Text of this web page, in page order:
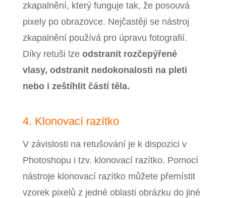
zkapalnění, který funguje tak, že posouvá
pixely po obrazovce. Nejčastěji se nástroj
zkapalnění používá pro úpravu fotografií.
Díky retuši lze odstranit rozčepýřené
vlasy, odstranit nedokonalosti na pleti
nebo i zeštíhlit částí těla.
4. Klonovací razítko
V závislosti na retušování je k dispozici v
Photoshopu i tzv. klonovací razítko. Pomocí
nástroje klonovací razítko můžete přemístit
vzorek pixelů z jedné oblasti obrázku do jiné